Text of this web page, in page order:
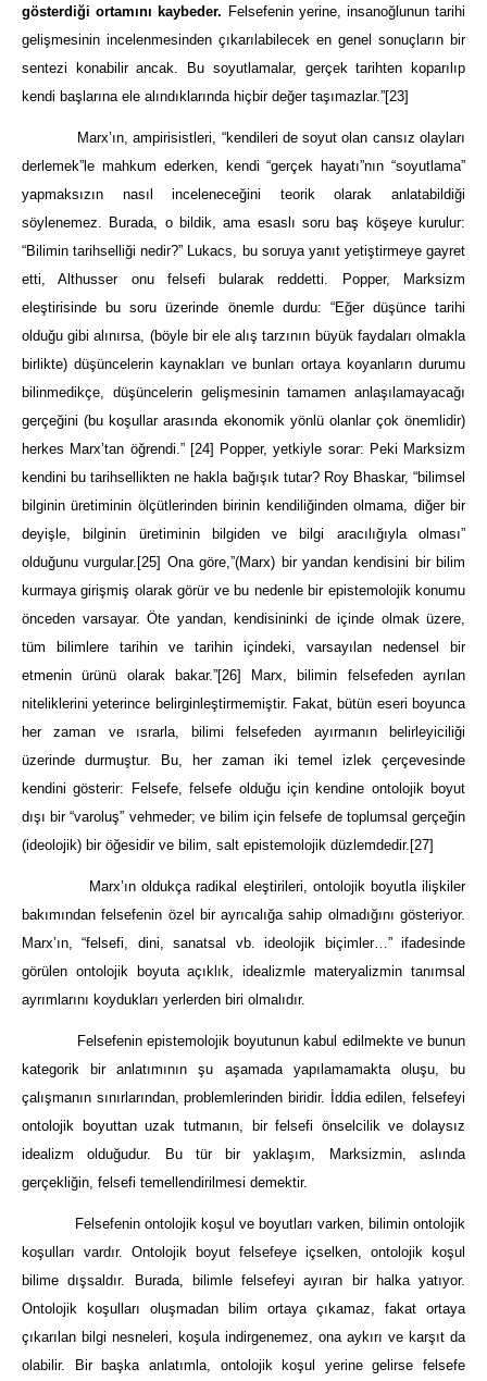
gösterdiği ortamını kaybeder. Felsefenin yerine, insanoğlunun tarihi
gelişmesinin incelenmesinden çıkarılabilecek en genel sonuçların bir
sentezi konabilir ancak. Bu soyutlamalar, gerçek tarihten koparılıp
kendi başlarına ele alındıklarında hiçbir değer taşımazlar.”[23]
Marx’ın, ampirisistleri, “kendileri de soyut olan cansız olayları
derlemek”le mahkum ederken, kendi “gerçek hayatı”nın “soyutlama”
yapmaksızın nasıl inceleneceğini teorik olarak anlatabildiği
söylenemez. Burada, o bildik, ama esaslı soru baş köşeye kurulur:
“Bilimin tarihselliği nedir?” Lukacs, bu soruya yanıt yetiştirmeye gayret
etti, Althusser onu felsefi bularak reddetti. Popper, Marksizm
eleştirisinde bu soru üzerinde önemle durdu: “Eğer düşünce tarihi
olduğu gibi alınırsa, (böyle bir ele alış tarzının büyük faydaları olmakla
birlikte) düşüncelerin kaynakları ve bunları ortaya koyanların durumu
bilinmedikçe, düşüncelerin gelişmesinin tamamen anlaşılamayacağı
gerçeğini (bu koşullar arasında ekonomik yönlü olanlar çok önemlidir)
herkes Marx’tan öğrendi.” [24] Popper, yetkiyle sorar: Peki Marksizm
kendini bu tarihsellikten ne hakla bağışık tutar? Roy Bhaskar, “bilimsel
bilginin üretiminin ölçütlerinden birinin kendiliğinden olmama, diğer bir
deyişle, bilginin üretiminin bilgiden ve bilgi aracılığıyla olması”
olduğunu vurgular. [25] Ona göre,”(Marx) bir yandan kendisini bir bilim
kurmaya girişmiş olarak görür ve bu nedenle bir epistemolojik konumu
önceden varsayar. Öte yandan, kendisininki de içinde olmak üzere,
tüm bilimlere tarihin ve tarihin içindeki, varsayılan nedensel bir
etmenin ürünü olarak bakar.”[26]
Marx, bilimin felsefeden ayrılan
niteliklerini yeterince belirginleştirmemiştir. Fakat, bütün eseri boyunca
her zaman ve ısrarla, bilimi felsefeden ayırmanın belirleyiciliği
üzerinde durmuştur. Bu, her zaman iki temel izlek çerçevesinde
kendini gösterir: Felsefe, felsefe olduğu için kendine ontolojik boyut
dışı bir “varoluş” vehmeder; ve bilim için felsefe de toplumsal gerçeğin
(ideolojik) bir öğesidir ve bilim, salt epistemolojik düzlemdedir. [27]
Marx’ın oldukça radikal eleştirileri, ontolojik boyutla ilişkiler
bakımından felsefenin özel bir ayrıcalığa sahip olmadığını gösteriyor.
Marx’ın, “felsefi, dini, sanatsal vb. ideolojik biçimler…” ifadesinde
görülen ontolojik boyuta açıklık, idealizmle materyalizmin tanımsal
ayrımlarını koydukları yerlerden biri olmalıdır.
Felsefenin epistemolojik boyutunun kabul edilmekte ve bunun
kategorik bir anlatımının şu aşamada yapılamamakta oluşu, bu
çalışmanın sınırlarından, problemlerinden biridir. İddia edilen, felsefeyi
ontolojik boyuttan uzak tutmanın, bir felsefi önselcilik ve dolaysız
idealizm olduğudur. Bu tür bir yaklaşım, Marksizmin, aslında
gerçekliğin, felsefi temellendirilmesi demektir.
Felsefenin ontolojik koşul ve boyutları varken, bilimin ontolojik
koşulları vardır. Ontolojik boyut felsefeye içselken, ontolojik koşul
bilime dışsaldır. Burada, bilimle felsefeyi ayıran bir halka yatıyor.
Ontolojik koşulları oluşmadan bilim ortaya çıkamaz, fakat ortaya
çıkarılan bilgi nesneleri, koşula indirgenemez, ona aykırı ve karşıt da
olabilir. Bir başka anlatımla, ontolojik koşul yerine gelirse felsefe